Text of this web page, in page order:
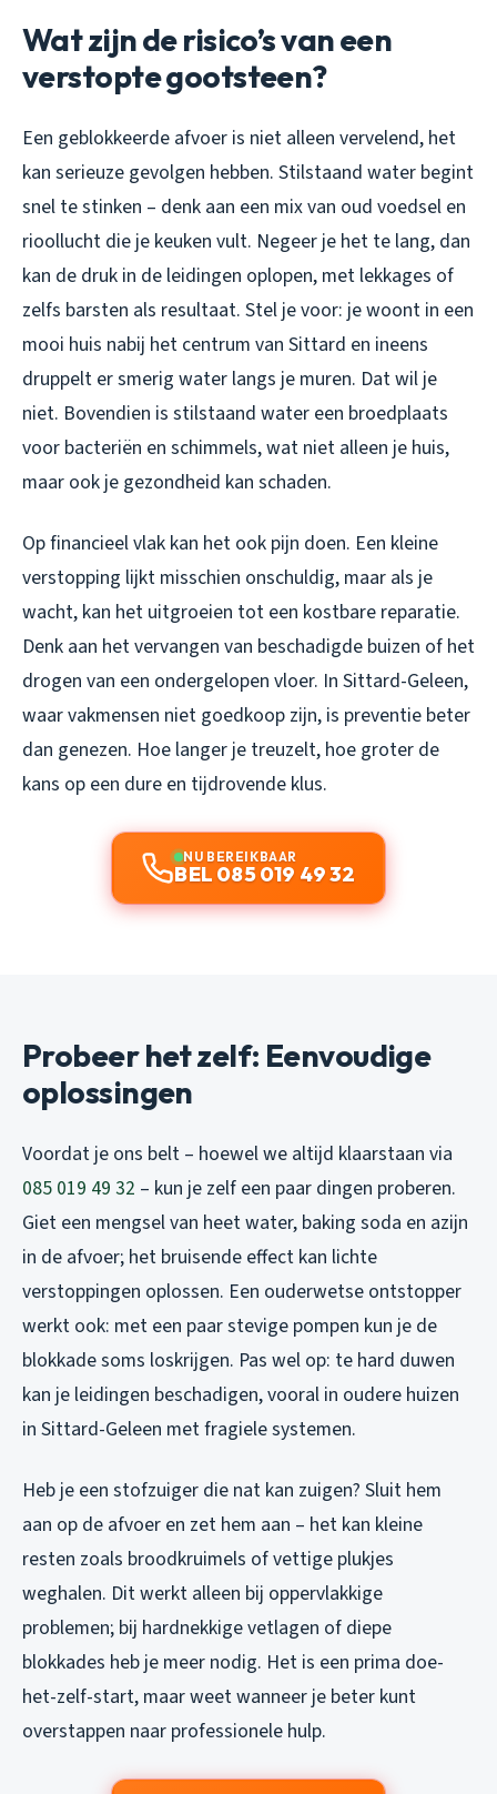
Wat zijn de risico’s van een
verstopte gootsteen?
Een geblokkeerde afvoer is niet alleen vervelend, het
kan serieuze gevolgen hebben. Stilstaand water begint
snel te stinken – denk aan een mix van oud voedsel en
rioollucht die je keuken vult. Negeer je het te lang, dan
kan de druk in de leidingen oplopen, met lekkages of
zelfs barsten als resultaat. Stel je voor: je woont in een
mooi huis nabij het centrum van Sittard en ineens
druppelt er smerig water langs je muren. Dat wil je
niet. Bovendien is stilstaand water een broedplaats
voor bacteriën en schimmels, wat niet alleen je huis,
maar ook je gezondheid kan schaden.
Op financieel vlak kan het ook pijn doen. Een kleine
verstopping lijkt misschien onschuldig, maar als je
wacht, kan het uitgroeien tot een kostbare reparatie.
Denk aan het vervangen van beschadigde buizen of het
drogen van een ondergelopen vloer. In Sittard-Geleen,
waar vakmensen niet goedkoop zijn, is preventie beter
dan genezen. Hoe langer je treuzelt, hoe groter de
kans op een dure en tijdrovende klus.
NU BEREIKBAAR
BEL 085 019 49 32
Probeer het zelf: Eenvoudige
oplossingen
Voordat je ons belt – hoewel we altijd klaarstaan via
085 019 49 32 – kun je zelf een paar dingen proberen.
Giet een mengsel van heet water, baking soda en azijn
in de afvoer; het bruisende effect kan lichte
verstoppingen oplossen. Een ouderwetse ontstopper
werkt ook: met een paar stevige pompen kun je de
blokkade soms loskrijgen. Pas wel op: te hard duwen
kan je leidingen beschadigen, vooral in oudere huizen
in Sittard-Geleen met fragiele systemen.
Heb je een stofzuiger die nat kan zuigen? Sluit hem
aan op de afvoer en zet hem aan – het kan kleine
resten zoals broodkruimels of vettige plukjes
weghalen. Dit werkt alleen bij oppervlakkige
problemen; bij hardnekkige vetlagen of diepe
blokkades heb je meer nodig. Het is een prima doe-
het-zelf-start, maar weet wanneer je beter kunt
overstappen naar professionele hulp.